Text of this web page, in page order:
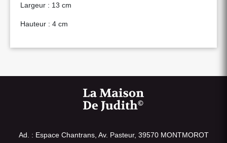
Largeur : 13 cm
Hauteur : 4 cm
Ad. : Espace Chantrans, Av. Pasteur, 39570 MONTMOROT